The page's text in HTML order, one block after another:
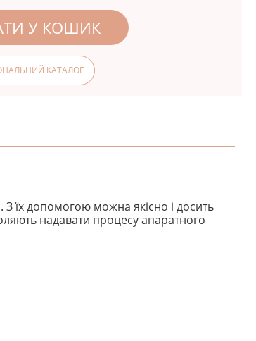
У КОШИК
КАТАЛОГ
З їх допомогою можна якісно і досить
надавати процесу апаратного